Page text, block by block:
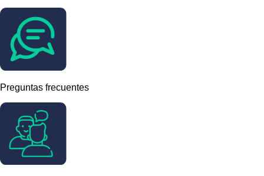
Preguntas frecuentes